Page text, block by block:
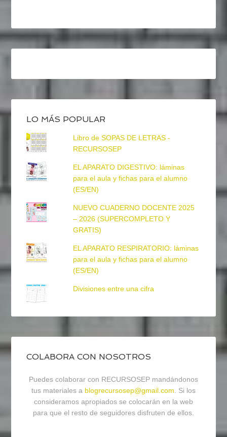
LO MÁS POPULAR
Libro de SOPAS DE LETRAS -
RECURSOSEP
EL APARATO DIGESTIVO: láminas
para el aula y fichas para el alumno
(ES/EN)
NUEVO CUADERNO DOCENTE 2025
– 2026 (SUPERCOMPLETO Y
GRATIS)
EL APARATO RESPIRATORIO: láminas
para el aula y fichas para el alumno
(ES/EN)
Divisiones entre una cifra
COLABORA CON NOSOTROS
Puedes colaborar con RECURSOSEP mandándonos
tus materiales a blogrecursosep@gmail.com. Si los
consideramos apropiados se colocarán en la web
para que el resto de seguidores disfruten de ellos.